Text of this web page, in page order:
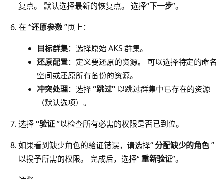
复点。 默认选择最新的恢复点。 选择“下一步”。
在 “还原参数”页上：
目标群集：选择原始 AKS 群集。
还原配置：定义要还原的资源。 可以选择特定的命名
空间或还原所有备份的资源。
冲突处理：选择“跳过” 以跳过群集中已存在的资源
（默认选项）。
选择“验证”以检查所有必需的权限是否已到位。
如果看到缺少角色的验证错误，请选择“分配缺少的角色”
以授予所需的权限。 完成后，选择“重新验证”。